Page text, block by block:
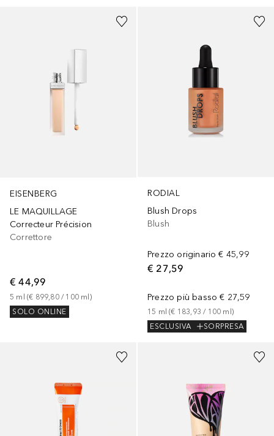
EISENBERG
LE MAQUILLAGE
Correcteur Précision
Correttore
€ 44,99
5 ml (€ 899,80 / 100 ml)
SOLO ONLINE
RODIAL
Blush Drops
Blush
Prezzo originario € 45,99
€ 27,59
Prezzo più basso € 27,59
15 ml (€ 183,93 / 100 ml )
ESCLUSIVA
SORPRESA